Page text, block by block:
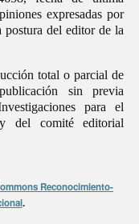
expresadas por
postura del editor de la
total o parcial de
sin previa
para el
del comité editorial
Reconocimiento-
.